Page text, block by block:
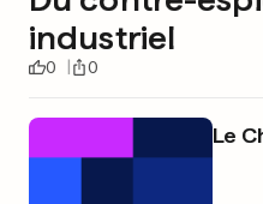
industriel
0 0
Le